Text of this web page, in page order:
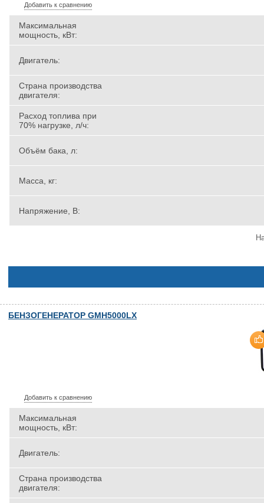
Добавить к сравнению
Максимальная
мощность, кВт:
Двигатель:
Страна производства
двигателя:
Расход топлива при
70% нагрузке, л/ч:
Объём бака, л:
Масса, кг:
Напряжение, В:
БЕНЗОГЕНЕРАТОР GMH5000LX
Добавить к сравнению
Максимальная
мощность, кВт:
Двигатель:
Страна производства
двигателя: